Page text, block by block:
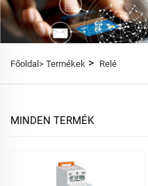
Főoldal> Termékek > Relé
MINDEN TERMÉK